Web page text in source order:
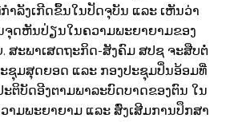
ລັງເກີດຂຶ້ນໃນປັດຈຸບັນ ແລະ ເຫັນວ່າ
ຈຸດຫັນປ່ຽນໃນຄວາມພະຍາຍາມຂອງ
ສະພາເສດຖະກິດ-ສັງຄົມ ສປຊ ຈະສືບຕໍ່
ຊຸມສຸດຍອດ ແລະ ກອງປະຊຸມປິ່ນອ້ອມທີ່
ະຕິບັດອີງຕາມພາລະບົດບາດຂອງຕົນ ໃນ
ມພະຍາຍາມ ແລະ ສົ່ງເສີມການປຶກສາ